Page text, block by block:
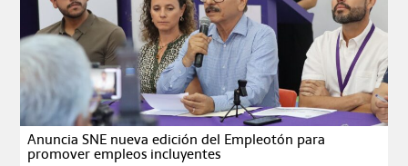
Anuncia SNE nueva edición del Empleotón para
promover empleos incluyentes